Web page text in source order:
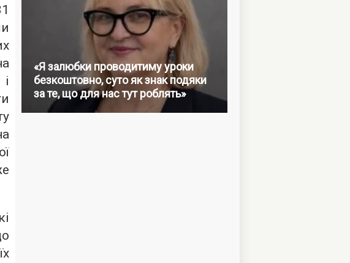
«Я залюбки проводитиму уроки
безкоштовно, суто як знак подяки
за те, що для нас тут роблять»